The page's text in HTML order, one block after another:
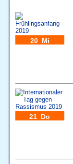
20 Mi
21 Do